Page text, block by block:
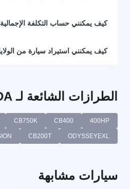
كيف يمكنني حساب التكلفة
كيف يمكنني استيراد سيارة من
الطرازات الشائعة لـ HONDA
400HP
CB400
CB750K
ODYSSEYEXL
CB200T
سيارات مشابهة